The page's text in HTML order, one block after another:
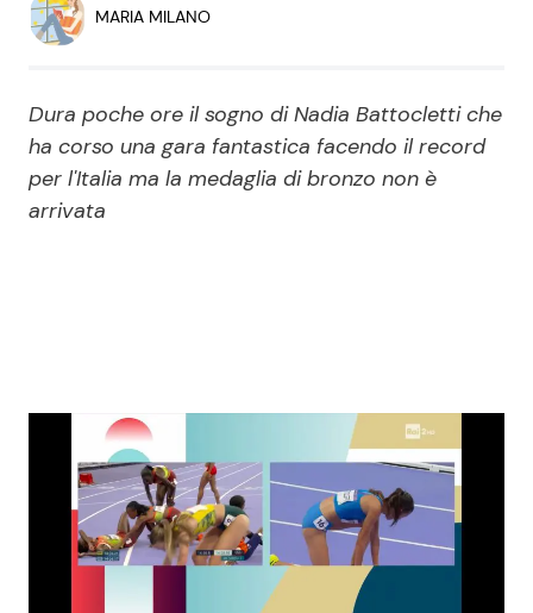
Persone Scomparse
Politica Reality e Talent
Soap Opera
News Spettacolo
Benessere Cucina e Ricette
Consigli di Cucina
MARIA MILANO
Dura poche ore il sogno di Nadia Battocletti che
ha corso una gara fantastica facendo il record
per l'Italia ma la medaglia di bronzo non è
arrivata